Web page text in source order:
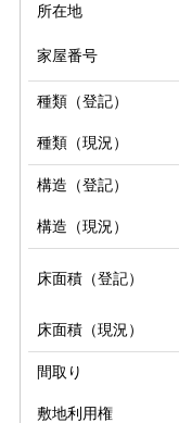
所在地
家屋番号
種類（登記）
種類（現況）
構造（登記）
構造（現況）
床面積（登記）
床面積（現況）
間取り
敷地利用権